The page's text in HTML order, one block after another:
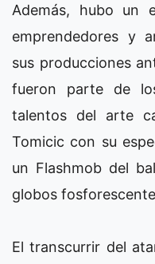
Además, hubo un
emprendedores y
sus producciones
fueron parte de
talentos del arte
Tomicic con su
un Flashmob del
globos
El transcurrir del